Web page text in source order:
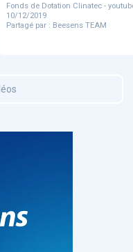
Fonds de Dotation Clinatec -
10/12/2019
Partagé par : Beesens TEAM